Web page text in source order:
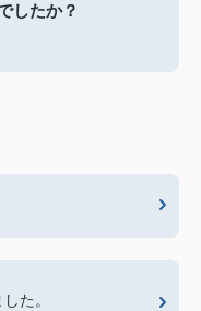
したか？
た。